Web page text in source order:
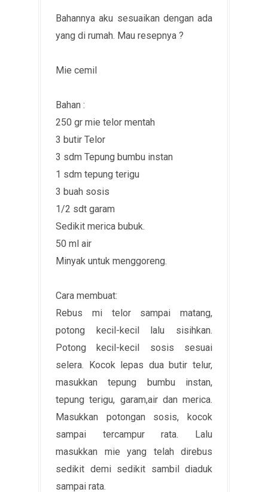
Bahannya aku sesuaikan dengan ada
yang di rumah. Mau resepnya ?
Mie cemil
Bahan :
250 gr mie telor mentah
3 butir Telor
3 sdm Tepung bumbu instan
1 sdm tepung terigu
3 buah sosis
1/2 sdt garam
Sedikit merica bubuk.
50 ml air
Minyak untuk menggoreng.
Cara membuat:
Rebus mi telor sampai matang,
potong kecil-kecil lalu sisihkan.
Potong kecil-kecil sosis sesuai
selera. Kocok lepas dua butir telur,
masukkan tepung bumbu instan,
tepung terigu, garam,air dan merica.
Masukkan potongan sosis, kocok
sampai tercampur rata. Lalu
masukkan mie yang telah direbus
sedikit demi sedikit sambil diaduk
sampai rata.